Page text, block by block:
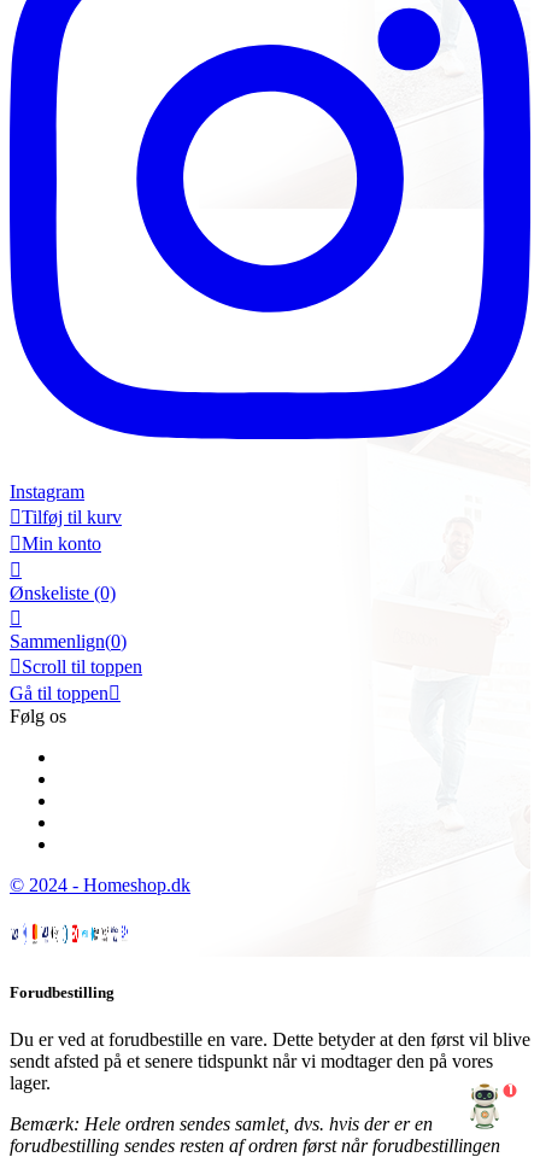
Instagram
Tilføj til kurv
Min konto

Ønskeliste (0)

Sammenlign(0)
Scroll til toppen
Gå til toppen
Følg os
© 2024 - Homeshop.dk
Forudbestilling
Du er ved at forudbestille en vare. Dette betyder at den først vil blive
sendt afsted på et senere tidspunkt når vi modtager den på vores
lager.
Bemærk: Hele ordren sendes samlet, dvs. hvis der er en
forudbestilling sendes resten af ordren først når forudbestillingen
1